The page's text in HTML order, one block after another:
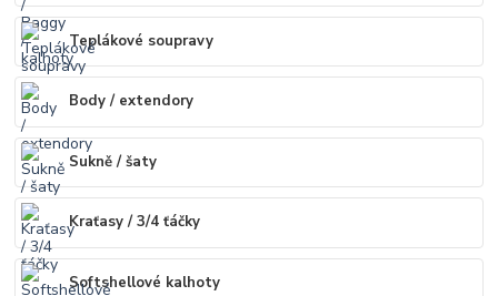
Teplákové soupravy
Body / extendory
Sukně / šaty
Kraťasy / 3/4 ťáčky
Softshellové kalhoty